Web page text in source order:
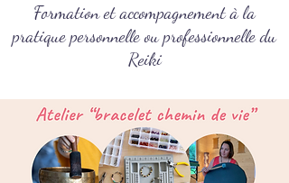
Formation et accompagnement à la
pratique personnelle ou professionnelle du
Reiki